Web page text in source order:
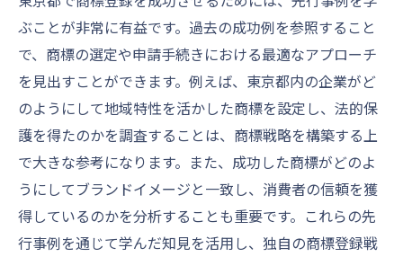
ぶことが非常に有益です。過去の成功例を参照すること
で、商標の選定や申請手続きにおける最適なアプローチ
を見出すことができます。例えば、東京都内の企業がど
のようにして地域特性を活かした商標を設定し、法的保
護を得たのかを調査することは、商標戦略を構築する上
で大きな参考になります。また、成功した商標がどのよ
うにしてブランドイメージと一致し、消費者の信頼を獲
得しているのかを分析することも重要です。これらの先
行事例を通じて学んだ知見を活用し、独自の商標登録戦